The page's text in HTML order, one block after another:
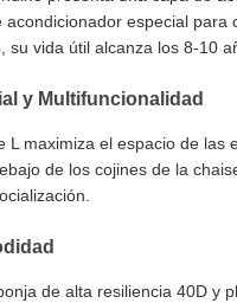
acondicionador especial
su vida útil alcanza los 8-10
y Multifuncionalidad
L maximiza el espacio de
de los cojines de la
de alta resiliencia 40D y